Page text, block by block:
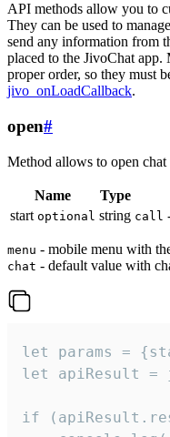
API methods allow you to
They can be used to
send any information from
placed to the JivoChat app.
proper order, so they must
jivo_onLoadCallback.
open#
Method allows to open
Name Type
start optional string call
menu - mobile menu with
chat - default value with
let params =
let apiResult =
if